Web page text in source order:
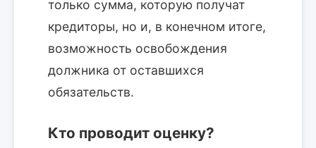
только сумма, которую получат
кредиторы, но и, в конечном итоге,
возможность освобождения
должника от оставшихся
обязательств.
Кто проводит оценку?